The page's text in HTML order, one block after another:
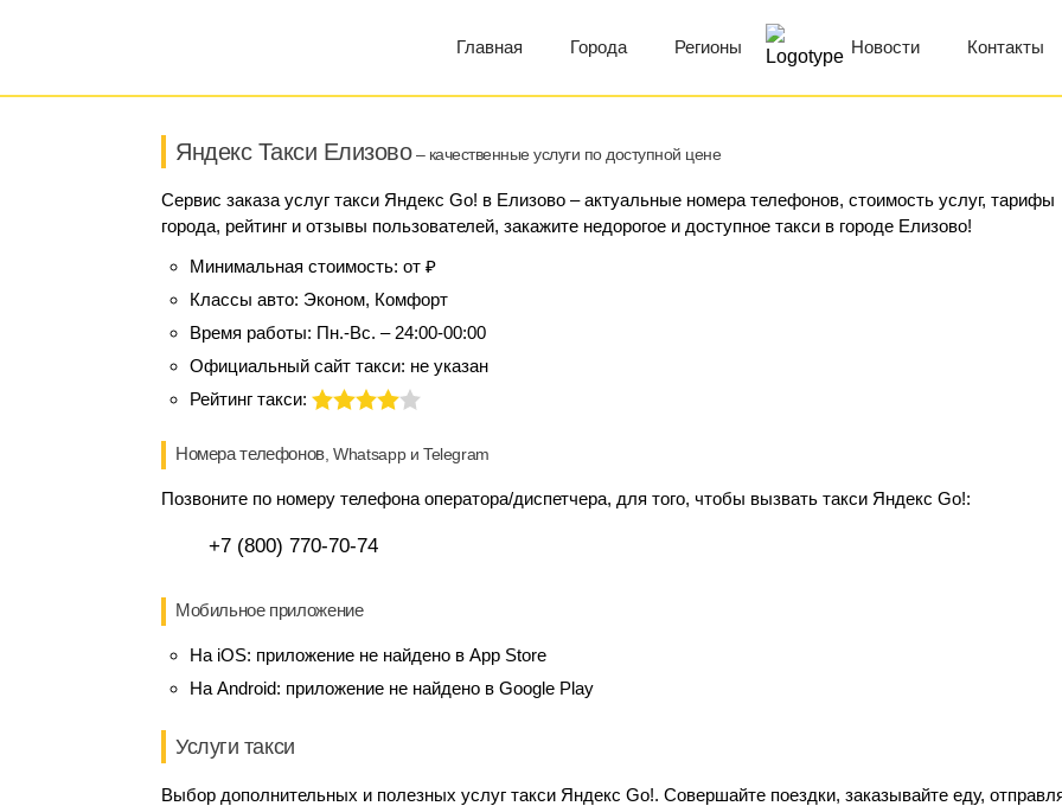
Главная Города Регионы Новости Контакты
Яндекс Такси Елизово– качественные услуги по доступной цене
Сервис заказа услуг такси Яндекс Go! в Елизово – актуальные номера телефонов, стоимость услуг, тарифы
города, рейтинг и отзывы пользователей, закажите недорогое и доступное такси в городе Елизово!
Минимальная стоимость: от ₽
Классы авто: Эконом, Комфорт
Время работы: Пн.-Вс. – 24:00-00:00
Официальный сайт такси: не указан
Рейтинг такси:
Номера телефонов, Whatsapp и Telegram
Позвоните по номеру телефона оператора/диспетчера, для того, чтобы вызвать такси Яндекс Go!:
+7 (800) 770-70-74
Мобильное приложение
На iOS: приложение не найдено в App Store
На Android: приложение не найдено в Google Play
Услуги такси
Выбор дополнительных и полезных услуг такси Яндекс Go!. Совершайте поездки, заказывайте еду,